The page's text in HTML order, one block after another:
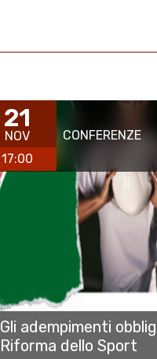
21
NOV
17:00
CONFERENZE
Gli adempimenti
Riforma dello Sport